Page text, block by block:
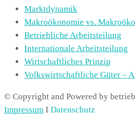
Marktdynamik
Makroökonomie vs.
Betriebliche Arbeitsteilung
Internationale Arbeitsteilung
Wirtschaftliches Prinzip
Volkswirtschaftliche Güter –
© Copyright and Powered by
Impressum I Datenschutz